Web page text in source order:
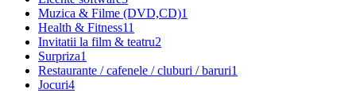
Muzica & Filme (DVD,CD)1
Health & Fitness11
Invitatii la film & teatru2
Surpriza1
Restaurante / cafenele / cluburi / baruri1
Jocuri4